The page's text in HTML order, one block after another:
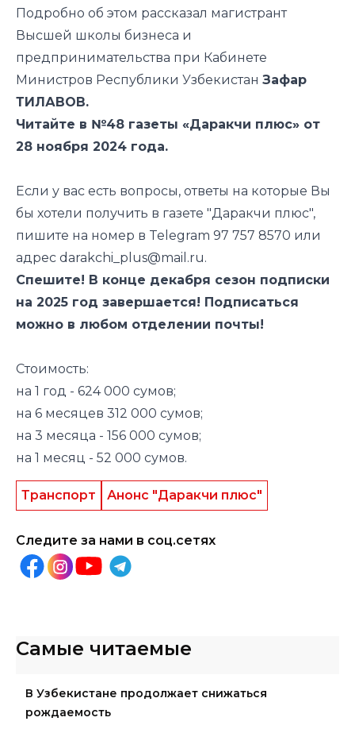
Подробно об этом рассказал магистрант
Высшей школы бизнеса и
предпринимательства при Кабинете
Министров Республики Узбекистан Зафар
ТИЛАВОВ.
Читайте в №48 газеты «Даракчи плюс» от
28 ноября 2024 года.
Если у вас есть вопросы, ответы на которые Вы
бы хотели получить в газете "Даракчи плюс",
пишите на номер в Telegram 97 757 8570 или
адрес darakchi_plus@mail.ru.
Спешите! В конце декабря сезон подписки
на 2025 год завершается! Подписаться
можно в любом отделении почты!
Стоимость:
на 1 год - 624 000 сумов;
на 6 месяцев 312 000 сумов;
на 3 месяца - 156 000 сумов;
на 1 месяц - 52 000 сумов.
Транспорт Анонс "Даракчи плюс"
Следите за нами в соц.сетях
Самые читаемые
В Узбекистане продолжает снижаться
рождаемость